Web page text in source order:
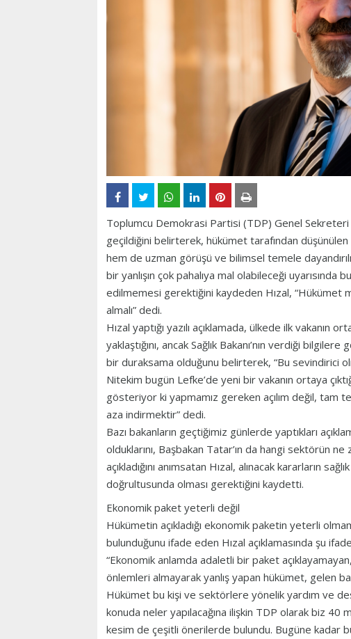
Toplumcu Demokrasi Partisi (TDP) Genel
geçildiğini belirterek, hükümet tarafından düşünülen
hem de uzman görüşü ve bilimsel temele
bir yanlışın çok pahalıya mal olabileceği uyarısında
edilmemesi gerektiğini kaydeden Hızal,
almalı” dedi.
Hızal yaptığı yazılı açıklamada, ülkede ilk vakanın
yaklaştığını, ancak Sağlık Bakanı’nın verdiği
bir duraksama olduğunu belirterek, “Bu sevindirici
Nitekim bugün Lefke’de yeni bir vakanın ortaya
gösteriyor ki yapmamız gereken açılım değil, tam
aza indirmektir” dedi.
Bazı bakanların geçtiğimiz günlerde yaptıkları
olduklarını, Başbakan Tatar’ın da hangi sektörün ne
açıkladığını anımsatan Hızal, alınacak kararların
doğrultusunda olması gerektiğini kaydetti.
Ekonomik paket yeterli değil
Hükümetin açıkladığı ekonomik paketin yeterli
bulunduğunu ifade eden Hızal açıklamasında şu
“Ekonomik anlamda adaletli bir paket
önlemleri almayarak yanlış yapan hükümet, gelen
Hükümet bu kişi ve sektörlere yönelik yardım ve
konuda neler yapılacağına ilişkin TDP olarak biz 40
kesim de çeşitli önerilerde bulundu. Bugüne kadar